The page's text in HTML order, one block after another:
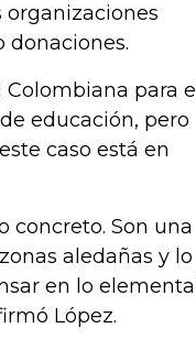
organizaciones
donaciones.
para el
educación, pero
caso está en
concreto. Son una
aledañas y lo
en lo elemental
López.